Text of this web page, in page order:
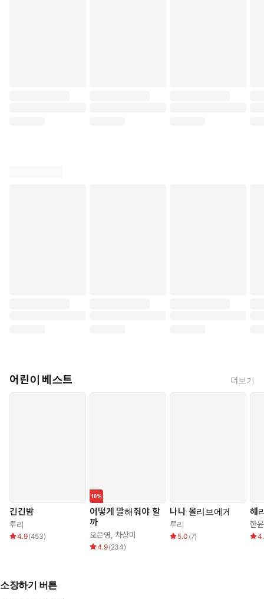
어린이 베스트 더보기
긴긴밤
루리
4.9(453)
어떻게 말해줘야 할
까
오은영, 차상미
4.9(234)
나나 올리브에게
루리
5.0 (7)
해
한
소장하기 버튼